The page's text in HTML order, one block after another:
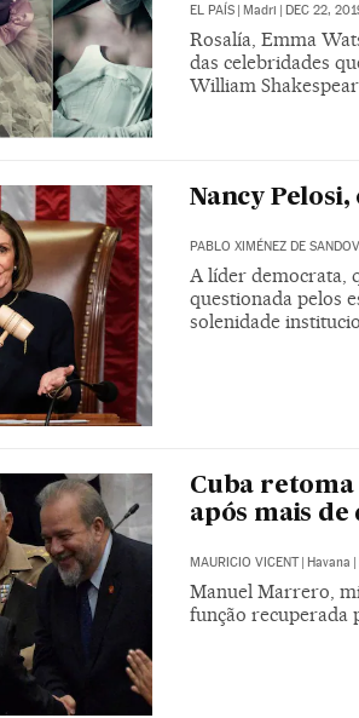
EL PAÍS Madri DEC 22,
Rosalía, Emma
das celebridades
William
Nancy
PABLO XIMÉNEZ DE
A líder democrata,
questionada pelos
solenidade
Cuba
após mais
MAURICIO VICENT Havana
Manuel Marrero,
função recuperada